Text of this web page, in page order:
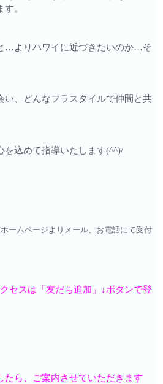
。
…よりハワイに近づきたいのか…そ
い、どんなフラスタイルで仲間と共
を込めて指導いたします(^^)/
ームページよりメール、お電話にて受付
セスは「友だち追加」↓ボタンで登
たら、ご案内させていただきます